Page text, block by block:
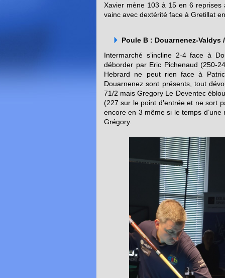
Xavier mène 103 à 15 en 6
vainc avec dextérité face à Gretillat
Poule B : Douarnenez-Valdys
Intermarché s’incline 2-4 face à
déborder par Eric Pichenaud (250-
Hebrard ne peut rien face à
Douarnenez sont présents, tout
71/2 mais Gregory Le Deventec
(227 sur le point d’entrée et ne sort
encore en 3 même si le temps
Grégory.